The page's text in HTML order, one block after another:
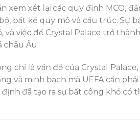
xem xét lại các quy định MCO,
bất kể quy mô và cấu trúc. Sự
và việc để Crystal Palace trở
châu Âu.
chỉ là vấn đề của Crystal
và minh bạch mà UEFA cần
định đã tạo ra sự bất công khó có